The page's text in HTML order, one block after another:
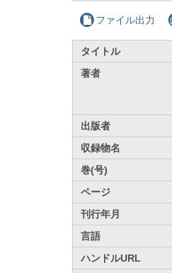
ファイル出力
タイトル
著者
出版者
収録物名
巻(号)
ページ
刊行年月
言語
ハンドルURL